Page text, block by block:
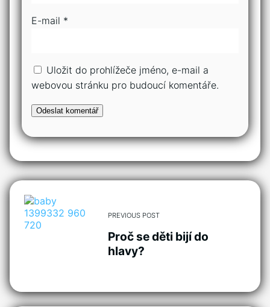
E-mail *
Uložit do prohlížeče jméno, e-mail a
webovou stránku pro budoucí komentáře.
PREVIOUS POST
Proč se děti bijí do
hlavy?